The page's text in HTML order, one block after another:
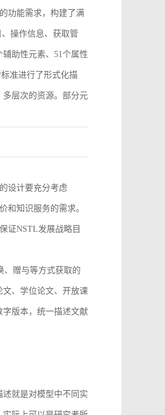
功能需求，构建了满
操作信息、获取管
助性元素、51个属性
准进行了形式化描
层次的资源。部分元
设计要充分考虑
和知识服务的需求。
证NSTL发展战略目
、赠与等方式获取的
、学位论文、开放课
版本，统一描述文献
就是对模型中不同实